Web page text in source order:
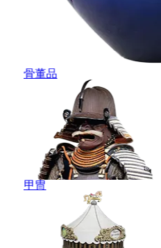
骨董品
甲冑